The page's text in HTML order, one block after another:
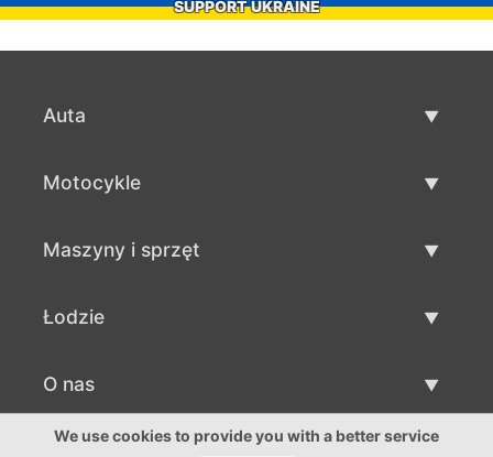
SUPPORT UKRAINE
Auta
Motocykle
Maszyny i sprzęt
Łodzie
Sprzedaż łodzi
O nas
O nas
We use cookies to provide you with a better service